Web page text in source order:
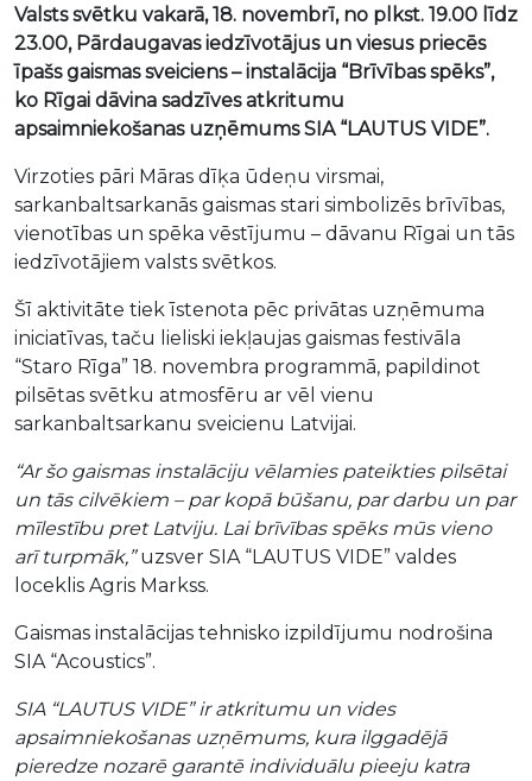
Valsts svētku vakarā, 18. novembrī, no plkst. 19.00 līdz
23.00, Pārdaugavas iedzīvotājus un viesus priecēs
īpašs gaismas sveiciens – instalācija “Brīvības spēks”,
ko Rīgai dāvina sadzīves atkritumu
apsaimniekošanas uzņēmums SIA “LAUTUS VIDE”.
Virzoties pāri Māras dīķa ūdeņu virsmai,
sarkanbaltsarkanās gaismas stari simbolizēs brīvības,
vienotības un spēka vēstījumu – dāvanu Rīgai un tās
iedzīvotājiem valsts svētkos.
Šī aktivitāte tiek īstenota pēc privātas uzņēmuma
iniciatīvas, taču lieliski iekļaujas gaismas festivāla
“Staro Rīga” 18. novembra programmā, papildinot
pilsētas svētku atmosfēru ar vēl vienu
sarkanbaltsarkanu sveicienu Latvijai.
“Ar šo gaismas instalāciju vēlamies pateikties pilsētai
un tās cilvēkiem – par kopā būšanu, par darbu un par
mīlestību pret Latviju. Lai brīvības spēks mūs vieno
arī turpmāk,”uzsver SIA “LAUTUS VIDE” valdes
loceklis Agris Markss.
Gaismas instalācijas tehnisko izpildījumu nodrošina
SIA “Acoustics”.
SIA “LAUTUS VIDE” ir atkritumu un vides
apsaimniekošanas uzņēmums, kura ilggadējā
pieredze nozarē garantē individuālu pieeju katra